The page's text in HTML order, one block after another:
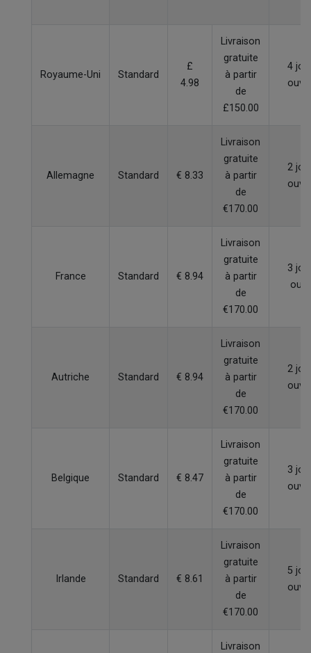
Royaume-Uni Standard
£
4.98
Livraison
gratuite
à partir
de
£150.00
4
Allemagne Standard € 8.33
Livraison
gratuite
à partir
de
€170.00
2
France Standard € 8.94
Livraison
gratuite
à partir
de
€170.00
3
Autriche Standard € 8.94
Livraison
gratuite
à partir
de
€170.00
2
Belgique Standard € 8.47
Livraison
gratuite
à partir
de
€170.00
3
Irlande Standard € 8.61
Livraison
gratuite
à partir
de
€170.00
5
Livraison